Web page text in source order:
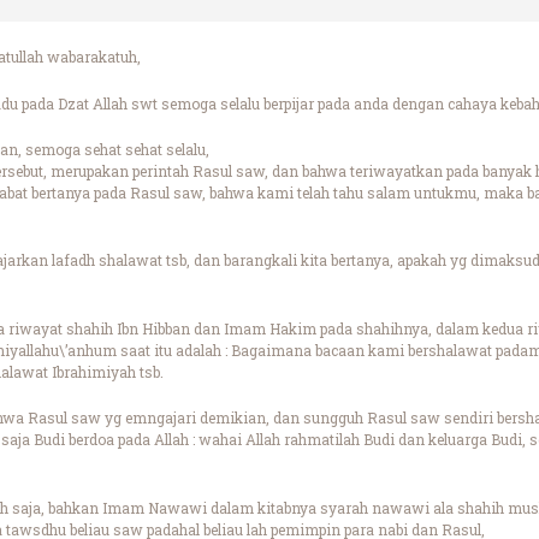
wabarakatuh,
pada Dzat Allah swt semoga selalu berpijar pada anda dengan cahaya
semoga sehat sehat selalu,
merupakan perintah Rasul saw, dan bahwa teriwayatkan pada
bertanya pada Rasul saw, bahwa kami telah tahu salam untukmu, maka
lafadh shalawat tsb, dan barangkali kita bertanya, apakah yg
riwayat shahih Ibn Hibban dan Imam Hakim pada shahihnya, dalam kedua
saat itu adalah : Bagaimana bacaan kami bershalawat
Ibrahimiyah tsb.
Rasul saw yg emngajari demikian, dan sungguh Rasul saw sendiri
Budi berdoa pada Allah : wahai Allah rahmatilah Budi dan keluarga
saja, bahkan Imam Nawawi dalam kitabnya syarah nawawi ala shahih
beliau saw padahal beliau lah pemimpin para nabi dan Rasul,